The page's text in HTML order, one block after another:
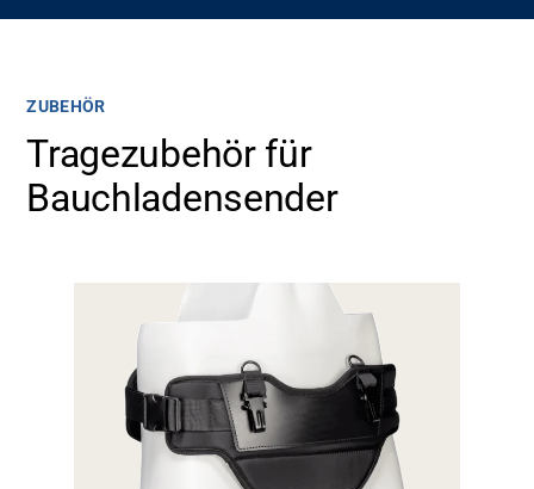
ZUBEHÖR
Tragezubehör für
Bauchladensender